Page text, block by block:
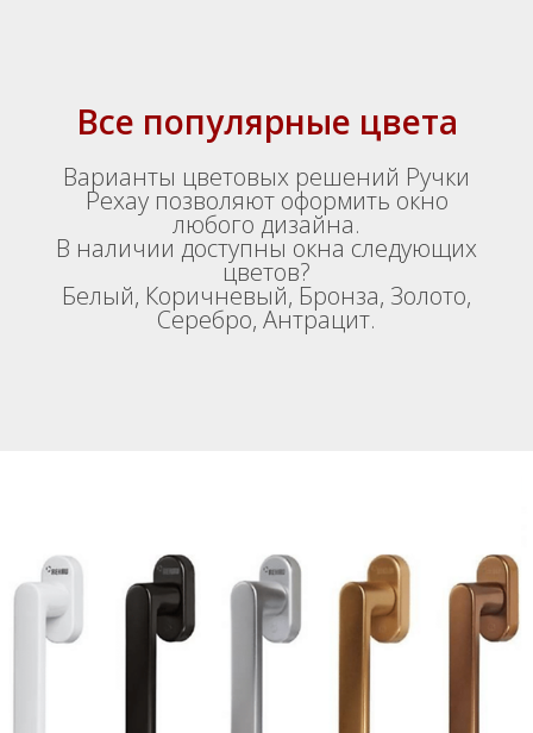
Все популярные цвета
Варианты цветовых решений Ручки
Рехау позволяют оформить окно
любого дизайна.
В наличии доступны окна следующих
цветов?
Белый, Коричневый, Бронза, Золото,
Серебро, Антрацит.